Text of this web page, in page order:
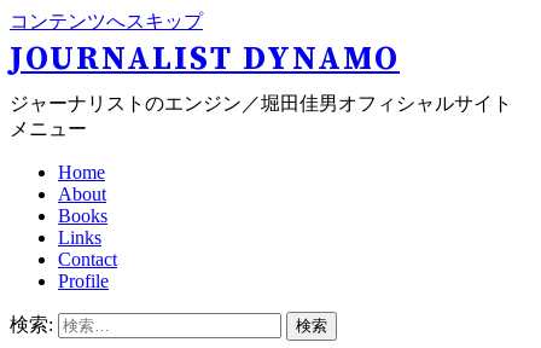
コンテンツへスキップ
JOURNALIST DYNAMO
ジャーナリストのエンジン／堀田佳男オフィシャルサイト
メニュー
Home
About
Books
Links
Contact
Profile
検索: